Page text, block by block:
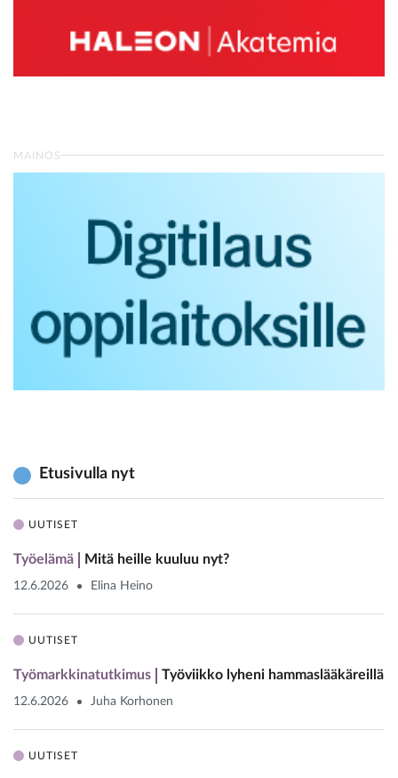
MAINOS
Etusivulla nyt
UUTISET
Työelämä Mitä heille kuuluu nyt?
12.6.2026 Elina Heino
UUTISET
Työmarkkinatutkimus Työviikko lyheni hammaslääkäreillä
12.6.2026 Juha Korhonen
UUTISET